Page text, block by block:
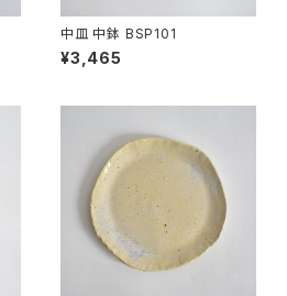
中皿 中鉢 BSP101
¥3,465